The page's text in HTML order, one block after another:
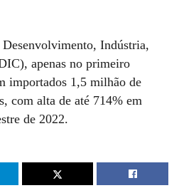
Indústria,
apenas no primeiro
importados 1,5 milhão de
com alta de até 714% em
de 2022.